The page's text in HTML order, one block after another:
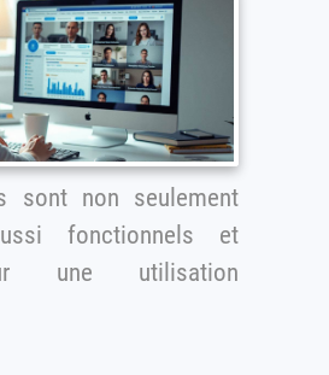
sont non seulement
et
une utilisation